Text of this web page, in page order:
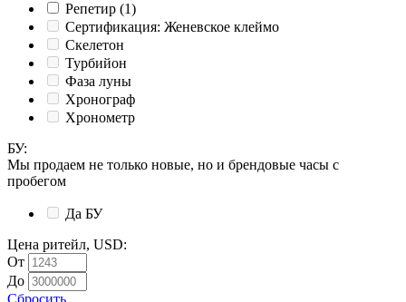
Репетир (1)
Сертификация: Женевское клеймо
Скелетон
Турбийон
Фаза луны
Хронограф
Хронометр
БУ:
Мы продаем не только новые, но и брендовые часы с
пробегом
Да БУ
Цена ритейл, USD:
От
До